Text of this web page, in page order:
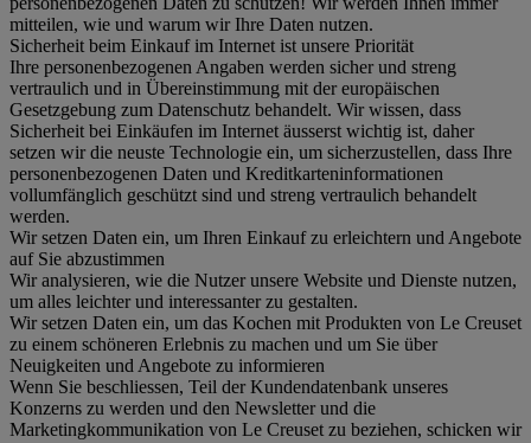
mitteilen, wie und warum wir Ihre Daten nutzen.
Sicherheit beim Einkauf im Internet ist unsere Priorität
Ihre personenbezogenen Angaben werden sicher und streng
vertraulich und in Übereinstimmung mit der europäischen
Gesetzgebung zum Datenschutz behandelt. Wir wissen, dass
Sicherheit bei Einkäufen im Internet äusserst wichtig ist, daher
setzen wir die neuste Technologie ein, um sicherzustellen, dass Ihre
personenbezogenen Daten und Kreditkarteninformationen
vollumfänglich geschützt sind und streng vertraulich behandelt
werden.
Wir setzen Daten ein, um Ihren Einkauf zu erleichtern und Angebote
auf Sie abzustimmen
Wir analysieren, wie die Nutzer unsere Website und Dienste nutzen,
um alles leichter und interessanter zu gestalten.
Wir setzen Daten ein, um das Kochen mit Produkten von Le Creuset
zu einem schöneren Erlebnis zu machen und um Sie über
Neuigkeiten und Angebote zu informieren
Wenn Sie beschliessen, Teil der Kundendatenbank unseres
Konzerns zu werden und den Newsletter und die
Marketingkommunikation von Le Creuset zu beziehen, schicken wir